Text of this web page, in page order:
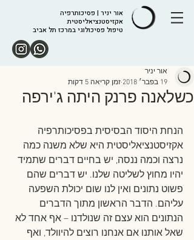
אור יניר | פסיכותרפיה
אקזיסטנציאליסטית
טיפול פסיכולוגי במרכז תל אביב
כשלאנה פרנק היתה ג'ירפה
אור יניר
19 בפבר׳ 2018
זמן קריאה 5 דקות
הנחת היסוד הבסיסית בפסיכותרפיה
אקזיסטנציאליסטית היא שלא משנה כמה
נרצה וכמה ננסה, יש בחיים דברים שתמיד
יהיו מחוץ לשליטה שלנו. יש דברים שהם
פשוט נתונים ואין לנו שום יכולת השפעה
עליהם. הדבר הראשון מתוך הדברים
הנתונים הוא עצם זה שנולדנו – אף אחד לא
שאל אותנו אם אנחנו רוצים להיוולד, ואף